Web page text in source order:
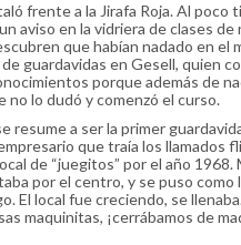
frente a la Jirafa Roja. Al poco
aviso en la vidriera de clases
que habían nadado en el
guardavidas en Gesell, quien
porque además de
no lo dudó y comenzó el curso.
resume a ser la primer
que traía los llamados
de “juegitos” por el año
por el centro, y se puso
El local fue creciendo, se
maquinitas, ¡cerrábamos de